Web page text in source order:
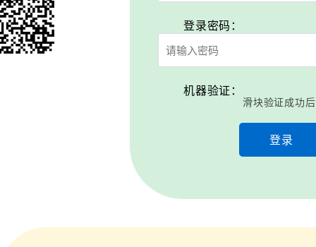
登录密码：
机器验证：
滑块验证成功
登录